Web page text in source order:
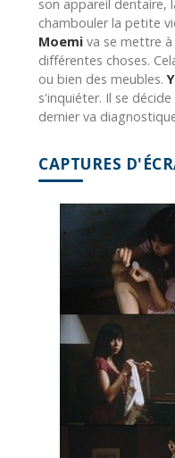
son appareil dentaire,
chambouler la petite
Moemi va se mettre
différentes choses.
ou bien des meubles.
s'inquiéter. Il se
dernier va
CAPTURES